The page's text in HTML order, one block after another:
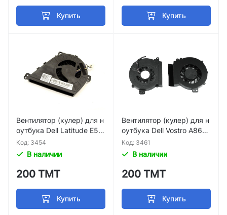
Купить Купить
Вентилятор (кулер) для н
оутбука Dell Latitude E54
30 p/n BATA0613R5H
Код: 3454
В наличии
200 ТМТ
Купить
Вентилятор (кулер) для н
оутбука Dell Vostro A860
A840 1410 p/n DFS45130
5M10T PP38L PP37L
Код: 3461
В наличии
200 ТМТ
Купить